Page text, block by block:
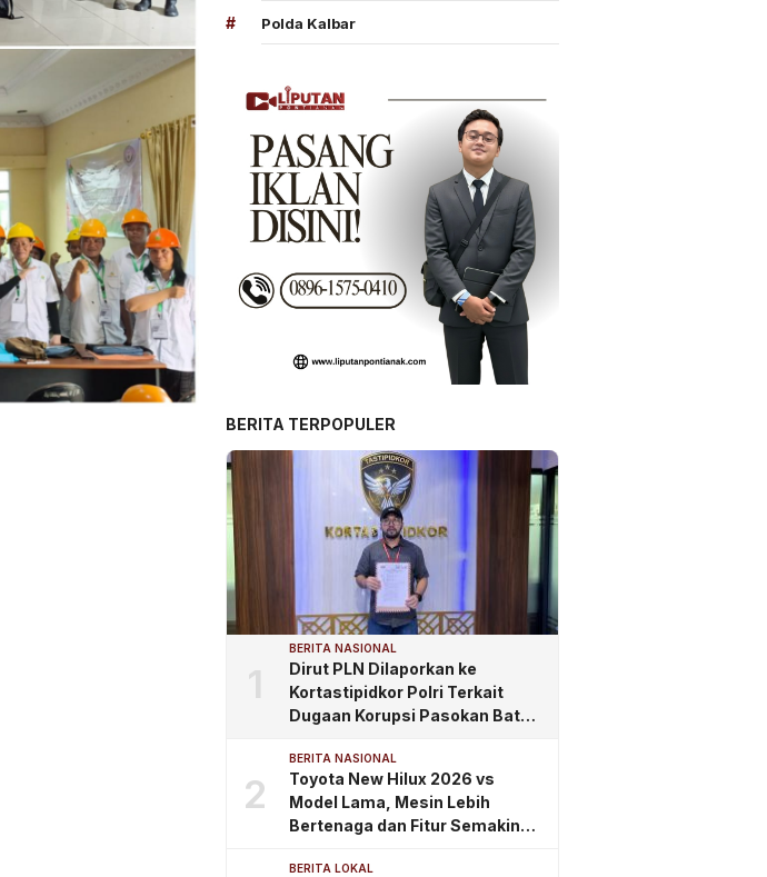
# Polda Kalbar
BERITA TERPOPULER
1
BERITA NASIONAL
Dirut PLN Dilaporkan ke
Kortastipidkor Polri Terkait
Dugaan Korupsi Pasokan Batu
2
BERITA NASIONAL
Toyota New Hilux 2026 vs
Model Lama, Mesin Lebih
Bertenaga dan Fitur Semakin
BERITA LOKAL